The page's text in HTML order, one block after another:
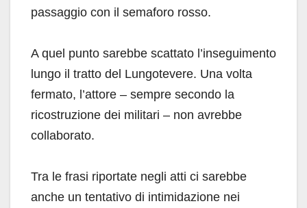
passaggio con il semaforo rosso.
A quel punto sarebbe scattato l’inseguimento
lungo il tratto del Lungotevere. Una volta
fermato, l’attore – sempre secondo la
ricostruzione dei militari – non avrebbe
collaborato.
Tra le frasi riportate negli atti ci sarebbe
anche un tentativo di intimidazione nei